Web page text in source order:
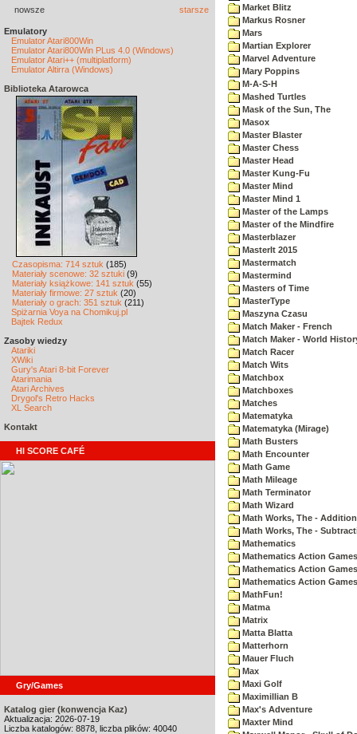
nowsze starsze
Emulatory
Emulator Atari800Win
Emulator Atari800Win PLus 4.0 (Windows)
Emulator Atari++ (multiplatform)
Emulator Altirra (Windows)
Biblioteka Atarowca
Czasopisma: 714 sztuk (185)
Materiały scenowe: 32 sztuki (9)
Materiały książkowe: 141 sztuk (55)
Materiały firmowe: 27 sztuk (20)
Materiały o grach: 351 sztuk (211)
Spiżarnia Voya na Chomikuj.pl
Bajtek Redux
Zasoby wiedzy
Atariki
XWiki
Gury's Atari 8-bit Forever
Atarimania
Atari Archives
Drygol's Retro Hacks
XL Search
Kontakt
HI SCORE CAFÉ
Gry/Games
Katalog gier (konwencja Kaz)
Aktualizacja: 2026-07-19
Liczba katalogów: 8878, liczba plików: 40040
Market Blitz
Markus Rosner
Mars
Martian Explorer
Marvel Adventure
Mary Poppins
M-A-S-H
Mashed Turtles
Mask of the Sun, The
Masox
Master Blaster
Master Chess
Master Head
Master Kung-Fu
Master Mind
Master Mind 1
Master of the Lamps
Master of the Mindfire
Masterblazer
MasterIt 2015
Mastermatch
Mastermind
Masters of Time
MasterType
Maszyna Czasu
Match Maker - French
Match Maker - World
Match Racer
Match Wits
Matchbox
Matchboxes
Matches
Matematyka
Matematyka (Mirage)
Math Busters
Math Encounter
Math Game
Math Mileage
Math Terminator
Math Wizard
Math Works, The - Addition
Math Works, The -
Mathematics
Mathematics Action
Mathematics Action
Mathematics Action
MathFun!
Matma
Matrix
Matta Blatta
Matterhorn
Mauer Fluch
Max
Maxi Golf
Maximillian B
Max's Adventure
Maxter Mind